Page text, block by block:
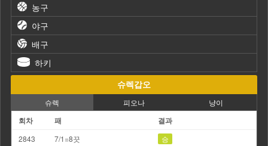
농구
야구
배구
하키
슈렉갑오
슈렉 피오나 냥이
회차 패 결과
2843 7/1=8끗
승